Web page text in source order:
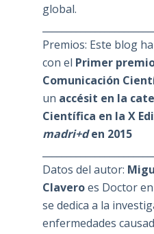
global.
Premios: Este blog
con el Primer
Comunicación
un accésit en la
Científica en la X
madri+den 2015
Datos del autor:
Claveroes Doctor
se dedica a la
enfermedades